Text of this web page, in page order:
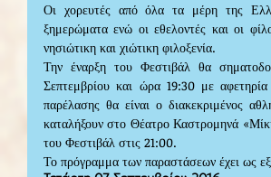
Οι χορευτές από όλα τα μέρη της
ξημερώματα ενώ οι εθελοντές και οι
νησιώτικη και χιώτικη φιλοξενία.
Την έναρξη του Φεστιβάλ θα
Σεπτεμβρίου και ώρα 19:30 με
παρέλασης θα είναι ο διακεκριμένος
καταλήξουν στο Θέατρο Καστρομηνά
του Φεστιβάλ στις 21:00.
Το πρόγραμμα των παραστάσεων έχει ως